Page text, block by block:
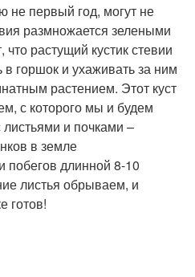
не первый год, могут не
размножается зелеными
растущий кустик стевии
горшок и ухаживать за ним
растением. Этот куст
с которого мы и будем
и почками –
в земле
побегов длинной 8-10
листья обрываем, и
готов!